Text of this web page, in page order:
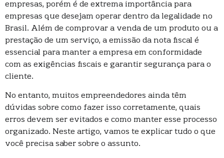
empresas, porém é de extrema importância para
empresas que desejam operar dentro da legalidade no
Brasil. Além de comprovar a venda de um produto ou a
prestação de um serviço, a emissão da nota fiscal é
essencial para manter a empresa em conformidade
com as exigências fiscais e garantir segurança para o
cliente.
No entanto, muitos empreendedores ainda têm
dúvidas sobre como fazer isso corretamente, quais
erros devem ser evitados e como manter esse processo
organizado. Neste artigo, vamos te explicar tudo o que
você precisa saber sobre o assunto.